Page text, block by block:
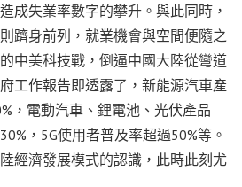
成失業率數字的攀升。與此同時，
躋身前列，就業機會與空間便隨之
中美科技戰，倒逼中國大陸從彎道
工作報告即透露了，新能源汽車產
，電動汽車、鋰電池、光伏產品
，5G使用者普及率超過50%等。
經濟發展模式的認識，此時此刻尤